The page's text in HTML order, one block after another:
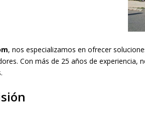
, nos especializamos en ofrecer
Con más de 25 años de